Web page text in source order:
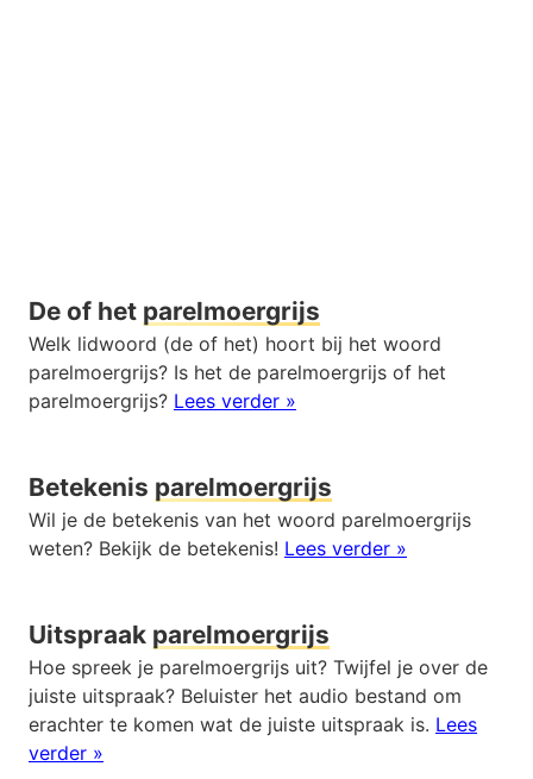
De of het parelmoergrijs
Welk lidwoord (de of het) hoort bij het woord
parelmoergrijs? Is het de parelmoergrijs of het
parelmoergrijs? Lees verder »
Betekenis parelmoergrijs
Wil je de betekenis van het woord parelmoergrijs
weten? Bekijk de betekenis! Lees verder »
Uitspraak parelmoergrijs
Hoe spreek je parelmoergrijs uit? Twijfel je over de
juiste uitspraak? Beluister het audio bestand om
erachter te komen wat de juiste uitspraak is. Lees
verder »